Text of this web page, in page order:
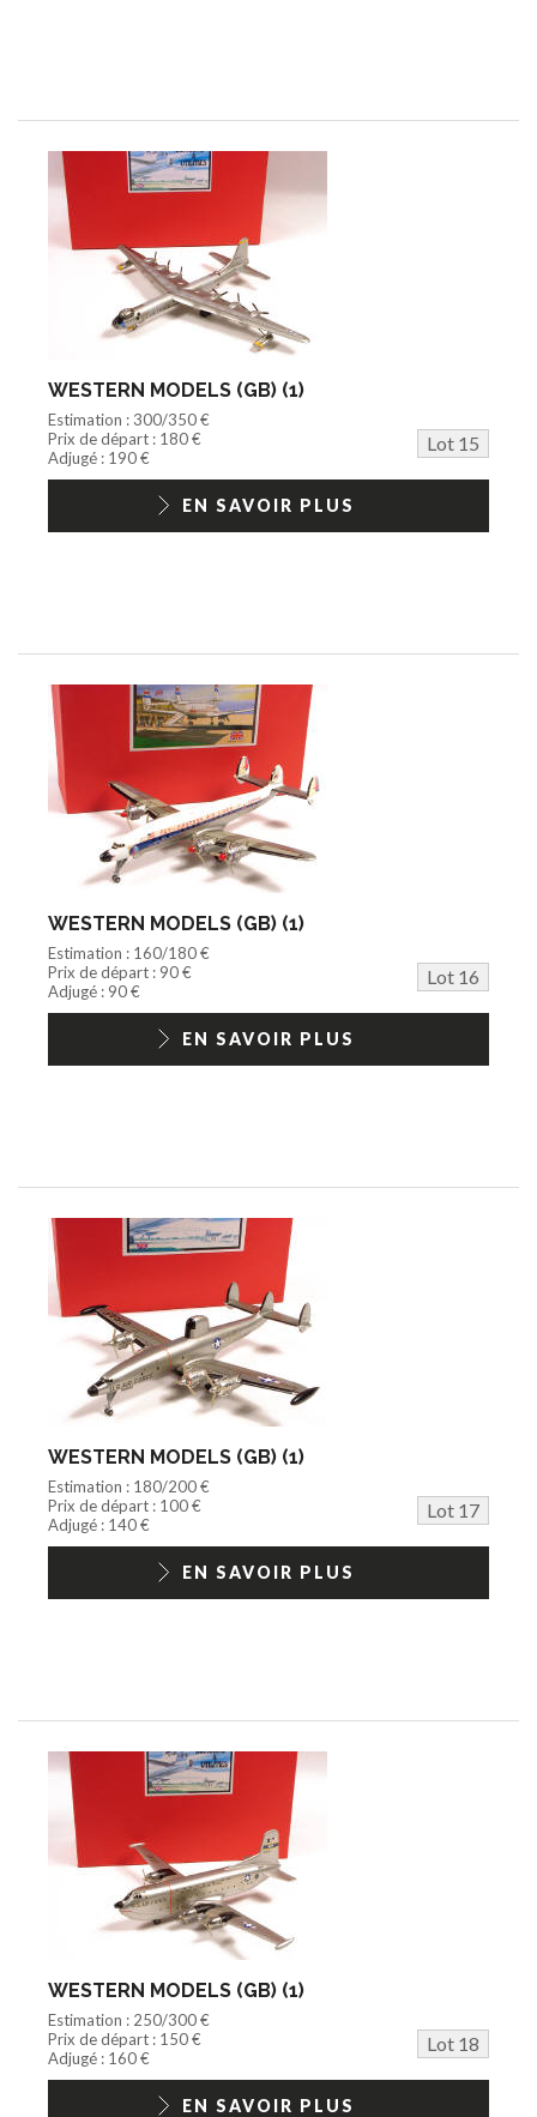
WESTERN MODELS (GB) (1)
Estimation : 300/350 €
Prix de départ : 180 €
Lot 15
Adjugé : 190 €
EN SAVOIR PLUS
WESTERN MODELS (GB) (1)
Estimation : 160/180 €
Prix de départ : 90 €
Lot 16
Adjugé : 90 €
EN SAVOIR PLUS
WESTERN MODELS (GB) (1)
Estimation : 180/200 €
Prix de départ : 100 €
Lot 17
Adjugé : 140 €
EN SAVOIR PLUS
WESTERN MODELS (GB) (1)
Estimation : 250/300 €
Prix de départ : 150 €
Lot 18
Adjugé : 160 €
EN SAVOIR PLUS